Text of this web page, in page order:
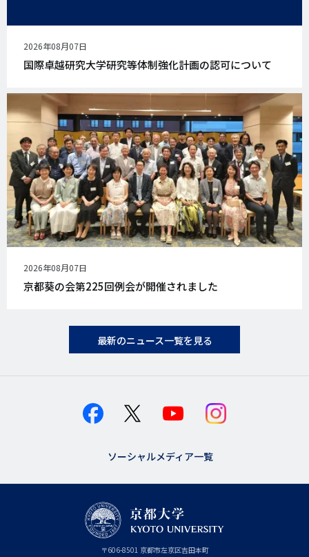
公
開
日
2026年08月07日
国際卓越研究大学研究等体制強化計画の認可について
公
開
日
2026年08月07日
京都葵の会第225回例会が開催されました
最新のニュース一覧を見る
ソーシャルメディア一覧
〒606-8501 京
京都市左京区吉田本町